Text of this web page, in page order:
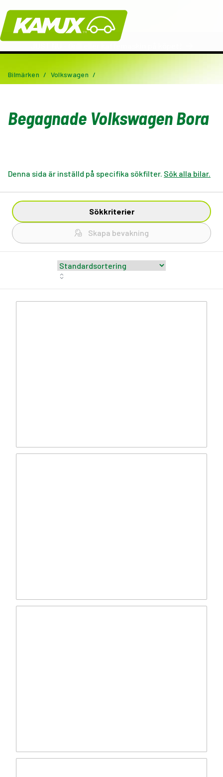
Kamux
Bilmärken / Volkswagen /
Begagnade Volkswagen Bora
Denna sida är inställd på specifika sökfilter. Sök alla bilar.
Sökkriterier
Skapa bevakning